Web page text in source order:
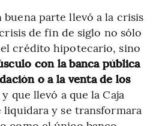
buena parte llevó a la crisis
de fin de siglo no sólo
crédito hipotecario, sino
con la banca pública
o a la venta de los
y que llevó a que la Caja
liquidara y se transformara